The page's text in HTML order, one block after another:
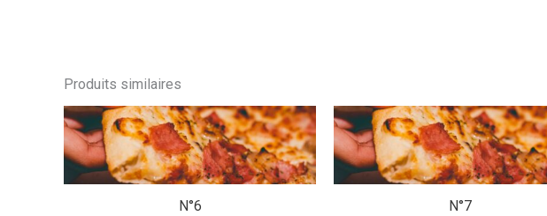
Produits similaires
N°6
N°7